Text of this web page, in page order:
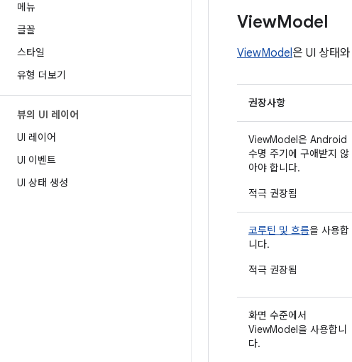
메뉴
글꼴
스타일
유형 더보기
뷰의 UI 레이어
UI 레이어
UI 이벤트
UI 상태 생성
ViewModel
ViewModel은 UI 상태
권장사항
ViewModel은 Android
수명 주기에 구애받지 않
아야 합니다.
적극 권장됨
코루틴 및 흐름을 사용합
니다.
적극 권장됨
화면 수준에서
ViewModel을 사용합니
다.